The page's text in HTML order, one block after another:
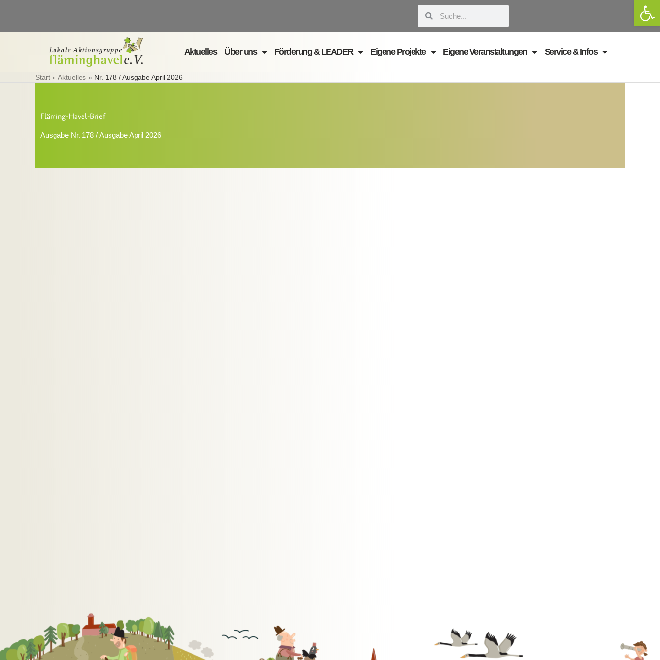
Aktuelles Über uns Förderung & LEADER Eigene Projekte Eigene Veranstaltungen Service & Infos
Start Aktuelles Nr. 178 / Ausgabe April 2026
Fläming-Havel-Brief
Ausgabe Nr. 178 / Ausgabe April 2026